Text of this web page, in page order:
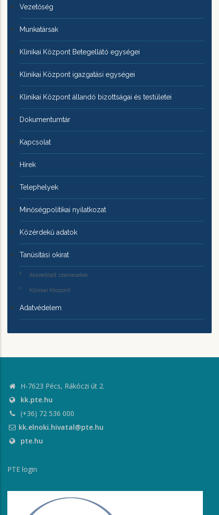
Vezetőség
Munkatársak
Klinikai Központ Betegellátó egységei
Klinikai Központ igazgatási egységei
Klinikai Központ állandó bizottságai és testületei
Dokumentumtár
Kapcsolat
Hírek
Telephelyek
Minőségpolitikai nyilatkozat
Közérdekű adatok
Tanúsítási okirat
Akkreditált szervezetek
Klinikai Központ
Adatvédelem
H-7623 Pécs, Rákóczi út 2.
kk.pte.hu
(+36) 72 536 000
kk.elnoki.hivatal@pte.hu
pte.hu
PTE login